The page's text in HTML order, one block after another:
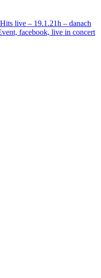
live – 19.1.21h – danach
facebook, live in concert